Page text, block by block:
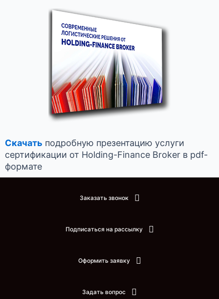
Скачать подробную презентацию услуги
сертификации от Holding-Finance Broker в pdf-
формате
Заказать звонок
Подписаться на рассылку
Оформить заявку
Задать вопрос